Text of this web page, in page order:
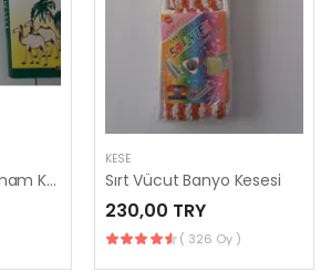
Devran Develi Hamam Kesesi
KESE
Sırt Vücut Banyo Kesesi
230,00 TRY
( 326 Oy )